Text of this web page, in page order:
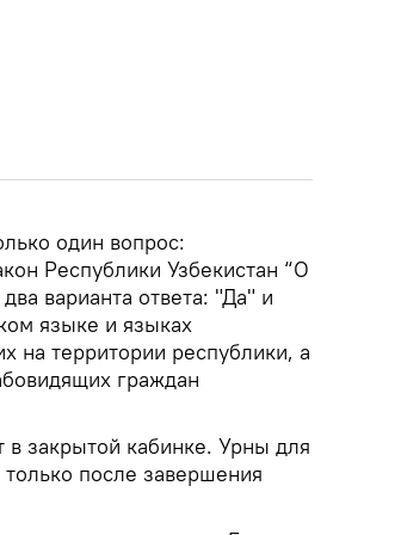
один вопрос:
Республики Узбекистан “О
варианта ответа: "Да" и
языке и языках
на территории республики, а
граждан
в закрытой кабинке. Урны для
после завершения